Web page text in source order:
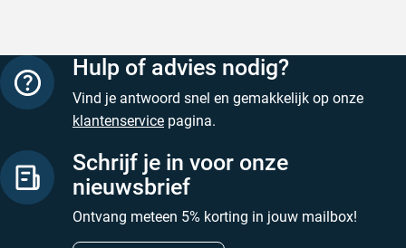
Hulp of advies nodig?
Vind je antwoord snel en gemakkelijk op onze
klantenservice pagina.
Schrijf je in voor onze
nieuwsbrief
Ontvang meteen 5% korting in jouw mailbox!